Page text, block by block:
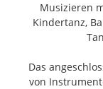
Musizieren
Kindertanz,
Das
von